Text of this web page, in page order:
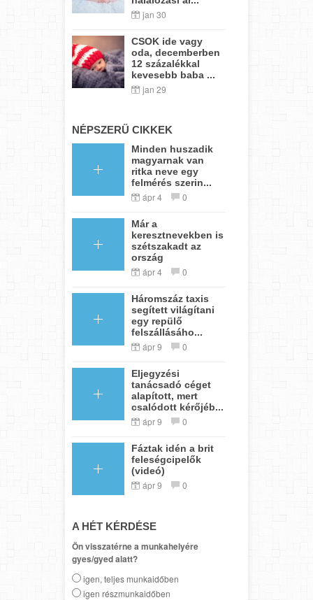
jan 30
CSOK ide vagy
oda, decemberben
12 százalékkal
kevesebb baba ...
jan 29
NÉPSZERŰ CIKKEK
Minden huszadik
magyarnak van
ritka neve egy
felmérés szerin...
ápr 4 0
Már a
keresztnevekben is
szétszakadt az
ország
ápr 4 0
Háromszáz taxis
segített világítani
egy repülő
felszállásáho...
ápr 9 0
Eljegyzési
tanácsadó céget
alapított, mert
csalódott kérőjéb...
ápr 9 0
Fáztak idén a brit
feleségcipelők
(videó)
ápr 9 0
A HÉT KÉRDÉSE
Ön visszatérne a munkahelyére
gyes/gyed alatt?
igen, teljes munkaidőben
igen részmunkaidőben